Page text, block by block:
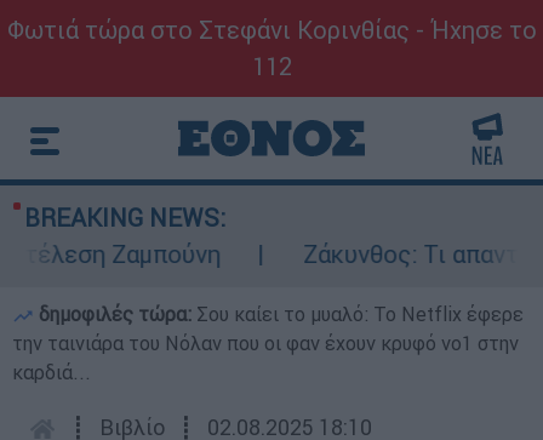
Φωτιά τώρα στο Στεφάνι Κορινθίας - Ήχησε το
112
BREAKING NEWS:
Ζαμπούνη
Ζάκυνθος: Τι απαντά η
δημοφιλές τώρα: Σου καίει το μυαλό: Το Netflix έφερε
την ταινιάρα του Νόλαν που οι φαν έχουν κρυφό νο1 στην
καρδιά...
┋ Βιβλίο ┋ 02.08.2025 18:10